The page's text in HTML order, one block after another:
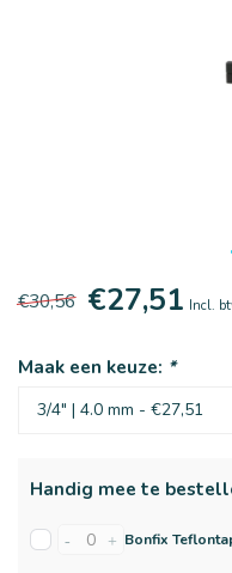
€30,56 €27,51 Incl.
Maak een keuze: *
Handig mee te
- + Bonfix